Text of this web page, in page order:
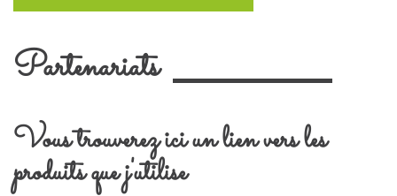
Partenariats
Vous trouverez ici un lien vers les
produits que j'utilise